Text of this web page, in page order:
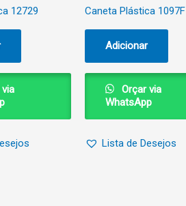
12729 Caneta Plástica 1097F
Adicionar
Orçar via
WhatsApp
Lista de Desejos